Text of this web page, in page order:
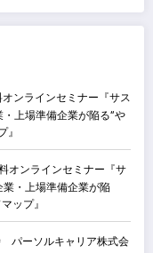
ンラインセミナー『サス
上場準備企業が陥る“や
オンラインセミナー『サ
・上場準備企業が陥
ップ』
パーソルキャリア株式会